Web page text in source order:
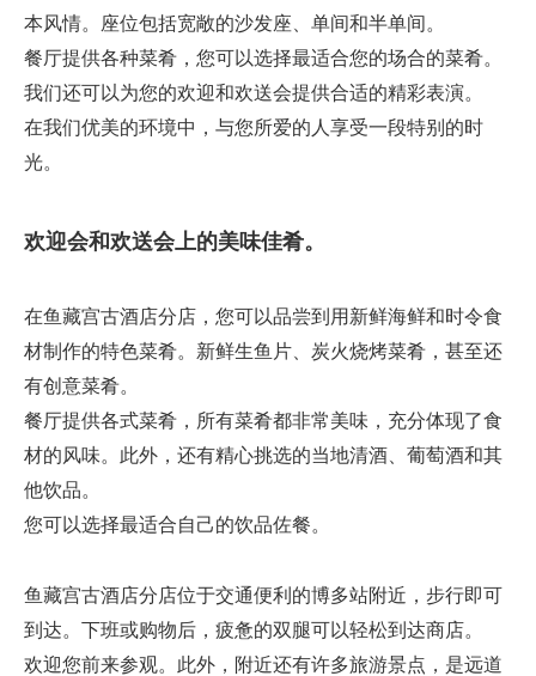
本风情。座位包括宽敞的沙发座、单间和半单间。
餐厅提供各种菜肴，您可以选择最适合您的场合的菜肴。
我们还可以为您的欢迎和欢送会提供合适的精彩表演。
在我们优美的环境中，与您所爱的人享受一段特别的时
光。
欢迎会和欢送会上的美味佳肴。
在鱼藏宫古酒店分店，您可以品尝到用新鲜海鲜和时令食
材制作的特色菜肴。新鲜生鱼片、炭火烧烤菜肴，甚至还
有创意菜肴。
餐厅提供各式菜肴，所有菜肴都非常美味，充分体现了食
材的风味。此外，还有精心挑选的当地清酒、葡萄酒和其
他饮品。
您可以选择最适合自己的饮品佐餐。
鱼藏宫古酒店分店位于交通便利的博多站附近，步行即可
到达。下班或购物后，疲惫的双腿可以轻松到达商店。
欢迎您前来参观。此外，附近还有许多旅游景点，是远道